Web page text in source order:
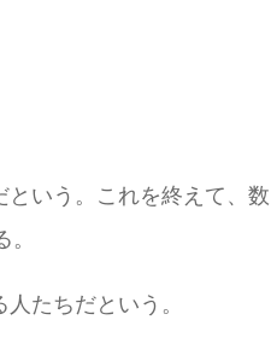
いう。これを終えて、
たちだという。